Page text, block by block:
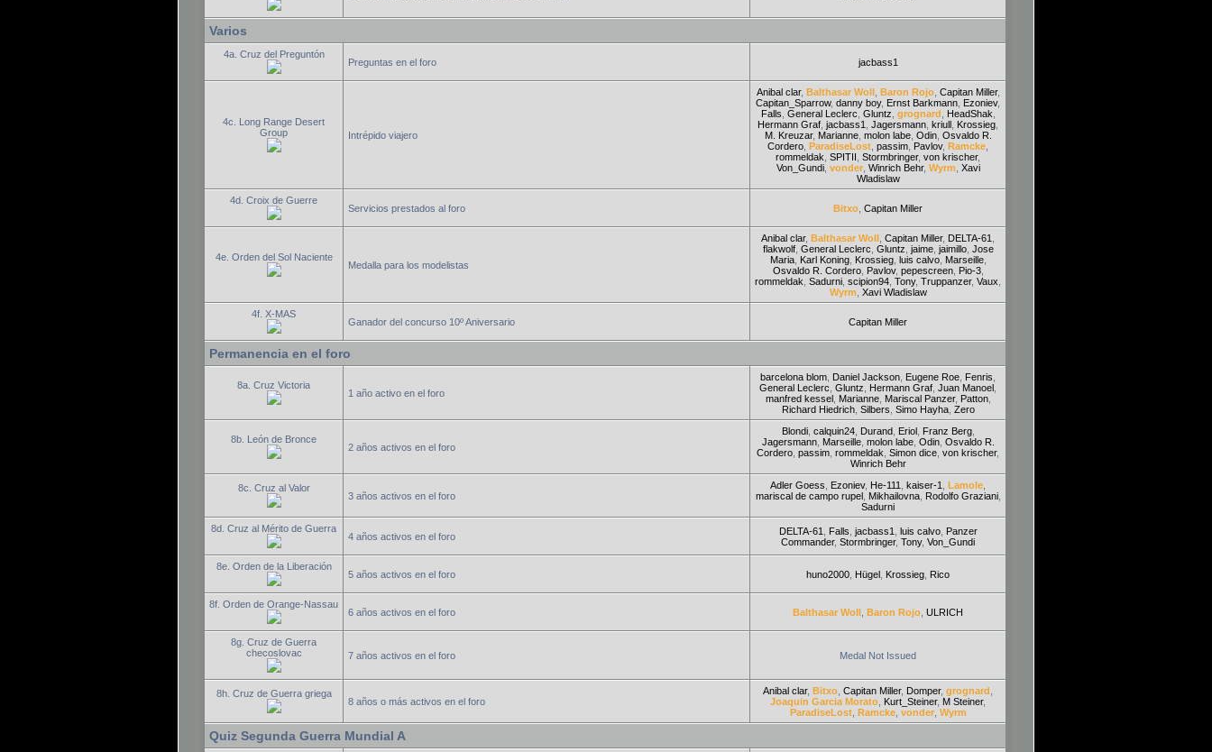
Varios
4a. Cruz del Preguntón
Preguntas en el foro jacbass1
4c. Long Range Desert
Group
Intrépido viajero
Anibal clar, Balthasar Woll, Baron Rojo, Capitan Miller,
Capitan_Sparrow, danny boy, Ernst Barkmann Ezoniev,
Falls General Leclerc Gluntz grognard HeadShak
Hermann Graf jacbass1 Jagersmann kriull Krossieg
M. Kreuzar, Marianne, molon labe, Odin, Osvaldo R.
Cordero ParadiseLost passim Pavlov, Ramcke
rommeldak SPITII Stormbringer, von krischer,
Von_Gundi, vonder, Winrich Behr, Wyrm Xavi
Wladislaw
4d. Croix de Guerre
Servicios prestados al foro Bitxo Capitan Miller
4e. Orden del Sol Naciente
Medalla para los modelistas
Anibal clar, Balthasar Woll Capitan Miller, DELTA-61
flakwolf, General Leclerc Gluntz jaime, jaimillo, Jose
Maria, Karl Koning, Krossieg, luis calvo, Marseille,
Osvaldo R. Cordero, Pavlov, pepescreen, Pio-3,
rommeldak Sadurni scipion94 Tony, Truppanzer, Vaux
Wyrm Xavi Wladislaw
4f. X-MAS
Ganador del concurso 10º Aniversario Capitan Miller
Permanencia en el foro
8a. Cruz Victoria
1 año activo en el foro
barcelona blom Daniel Jackson Eugene Roe Fenris
General Leclerc Gluntz Hermann Graf Juan Manoel
manfred kessel, Marianne, Mariscal Panzer, Patton,
Richard Hiedrich, Silbers Simo Hayha, Zero
8b. León de Bronce
2 años activos en el foro
Blondi, calquin24, Durand, Eriol, Franz Berg,
Jagersmann, Marseille, molon labe, Odin, Osvaldo R.
Cordero passim rommeldak Simon dice von krischer,
Winrich Behr
8c. Cruz al Valor
3 años activos en el foro
Adler Goess Ezoniev, He-111 kaiser-1 Lamole
mariscal de campo rupel, Mikhailovna, Rodolfo Graziani,
Sadurni
8d. Cruz al Mérito de Guerra
4 años activos en el foro DELTA-61 Falls jacbass1 luis calvo, Panzer
Commander, Stormbringer, Tony, Von_Gundi
8e. Orden de la Liberación
5 años activos en el foro huno2000 Hügel Krossieg Rico
8f. Orden de Orange-Nassau
6 años activos en el foro Balthasar Woll Baron Rojo ULRICH
8g. Cruz de Guerra
checoslovac
7 años activos en el foro Medal Not Issued
8h. Cruz de Guerra griega
8 años o más activos en el foro
Anibal clar, Bitxo Capitan Miller, Domper, grognard
Joaquin Garcia Morato Kurt_Steiner, M Steiner,
ParadiseLost, Ramcke, vonder, Wyrm
Quiz Segunda Guerra Mundial A